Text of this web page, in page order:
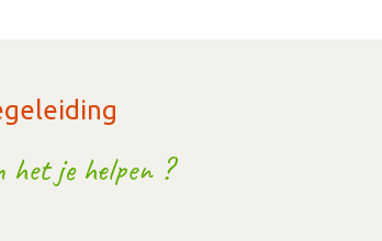
het je helpen ?